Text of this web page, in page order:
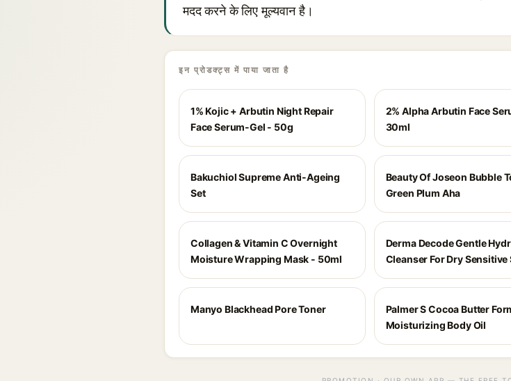
मदद करने के लिए मूल्यवान है।
इन प्रोडक्ट्स में पाया जाता है
1% Kojic + Arbutin Night Repair
Face Serum-Gel - 50g
2% Alpha Arbutin Face
30ml
Bakuchiol Supreme Anti-Ageing
Set
Beauty Of Joseon Bubble
Green Plum Aha
Collagen & Vitamin C Overnight
Moisture Wrapping Mask - 50ml
Derma Decode Gentle
Cleanser For Dry Sensitive
Manyo Blackhead Pore Toner
Palmer S Cocoa Butter
Moisturizing Body Oil